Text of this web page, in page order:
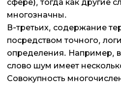
многозначны.
В-третьих, содержание
посредством точного,
определения. Например,
слово шум имеет
Совокупность